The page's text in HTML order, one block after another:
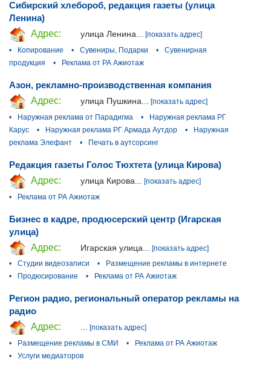
Сибирский хлебороб, редакция газеты (улица
Ленина)
Адрес:
улица Ленина... [показать адрес]
•
Копирование • Сувениры, Подарки •
Сувенирная
продукция
• Реклама от РА Ажиотаж
Азон, рекламно-производственная компания
Адрес:
улица Пушкина...
[показать адрес]
•
Наружная реклама от Парадигма •
Наружная реклама РГ
Карус
• Наружная реклама РГ Армада Аутдор •
Наружная
реклама Элефант
• Печать в аутсорсинг
Редакция газеты Голос Тюхтета (улица Кирова)
Адрес:
улица Кирова...
[показать адрес]
•
Реклама от РА Ажиотаж
Бизнес в кадре, продюсерский центр (Игарская
улица)
Адрес:
Игарская улица...
[показать адрес]
•
Студии видеозаписи •
Размещение рекламы в интернете
•
Продюсирование • Реклама от РА Ажиотаж
Регион радио, ​региональный оператор рекламы на
радио
Адрес:
... [показать адрес]
•
Размещение рекламы в СМИ •
Реклама от РА Ажиотаж
•
Услуги медиаторов